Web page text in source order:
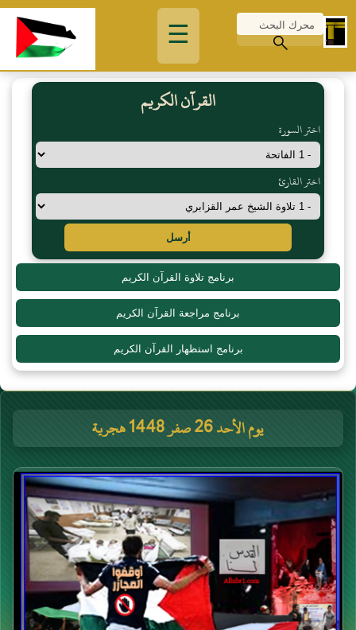
☰
القرآن الكريم
اختر السورة
اختر القارئ
أرسل
برنامج تلاوة القرآن الكريم
برنامج مراجعة القرآن الكريم
برنامج استظهار القرآن الكريم
يوم الأحد 26 صفر 1448 هجرية